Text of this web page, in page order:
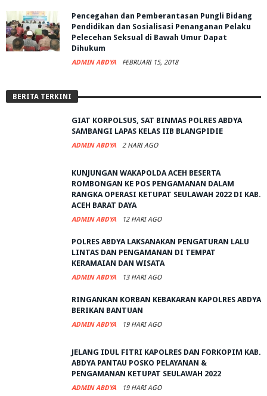
Pencegahan dan Pemberantasan Pungli Bidang
Pendidikan dan Sosialisasi Penanganan Pelaku
Pelecehan Seksual di Bawah Umur Dapat
Dihukum
ADMIN ABDYA FEBRUARI 15, 2018
BERITA TERKINI
GIAT KORPOLSUS, SAT BINMAS POLRES ABDYA
SAMBANGI LAPAS KELAS IIB BLANGPIDIE
ADMIN ABDYA 2 HARI AGO
KUNJUNGAN WAKAPOLDA ACEH BESERTA
ROMBONGAN KE POS PENGAMANAN DALAM
RANGKA OPERASI KETUPAT SEULAWAH 2022 DI KAB.
ACEH BARAT DAYA
ADMIN ABDYA 12 HARI AGO
POLRES ABDYA LAKSANAKAN PENGATURAN LALU
LINTAS DAN PENGAMANAN DI TEMPAT
KERAMAIAN DAN WISATA
ADMIN ABDYA 13 HARI AGO
RINGANKAN KORBAN KEBAKARAN KAPOLRES ABDYA
BERIKAN BANTUAN
ADMIN ABDYA 19 HARI AGO
JELANG IDUL FITRI KAPOLRES DAN FORKOPIM KAB.
ABDYA PANTAU POSKO PELAYANAN &
PENGAMANAN KETUPAT SEULAWAH 2022
ADMIN ABDYA 19 HARI AGO